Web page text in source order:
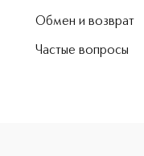
Обмен и возврат
Частые вопросы